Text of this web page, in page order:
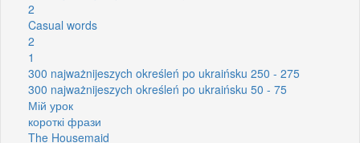
2
Casual words
2
1
300 najważnijeszych określeń po ukraińsku 250 - 275
300 najważnijeszych określeń po ukraińsku 50 - 75
Мій урок
короткі фрази
The Housemaid